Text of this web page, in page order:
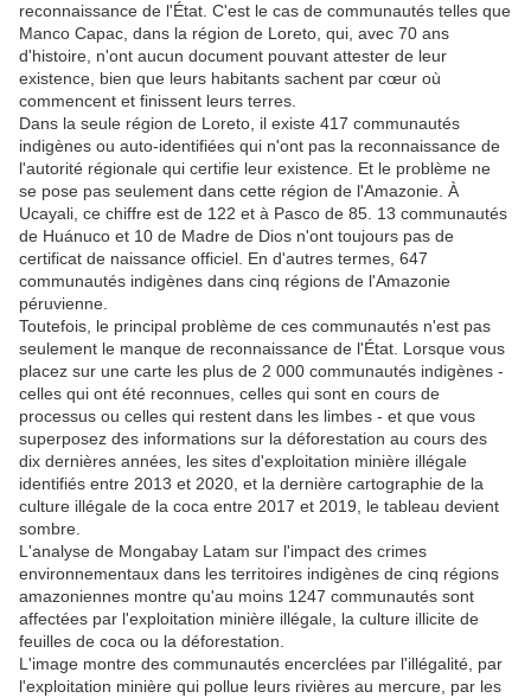
reconnaissance de l'État. C'est le cas de communautés telles que
Manco Capac, dans la région de Loreto, qui, avec 70 ans
d'histoire, n'ont aucun document pouvant attester de leur
existence, bien que leurs habitants sachent par cœur où
commencent et finissent leurs terres.
Dans la seule région de Loreto, il existe 417 communautés
indigènes ou auto-identifiées qui n'ont pas la reconnaissance de
l'autorité régionale qui certifie leur existence. Et le problème ne
se pose pas seulement dans cette région de l'Amazonie. À
Ucayali, ce chiffre est de 122 et à Pasco de 85. 13 communautés
de Huánuco et 10 de Madre de Dios n'ont toujours pas de
certificat de naissance officiel. En d'autres termes, 647
communautés indigènes dans cinq régions de l'Amazonie
péruvienne.
Toutefois, le principal problème de ces communautés n'est pas
seulement le manque de reconnaissance de l'État. Lorsque vous
placez sur une carte les plus de 2 000 communautés indigènes -
celles qui ont été reconnues, celles qui sont en cours de
processus ou celles qui restent dans les limbes - et que vous
superposez des informations sur la déforestation au cours des
dix dernières années, les sites d'exploitation minière illégale
identifiés entre 2013 et 2020, et la dernière cartographie de la
culture illégale de la coca entre 2017 et 2019, le tableau devient
sombre.
L'analyse de Mongabay Latam sur l'impact des crimes
environnementaux dans les territoires indigènes de cinq régions
amazoniennes montre qu'au moins 1247 communautés sont
affectées par l'exploitation minière illégale, la culture illicite de
feuilles de coca ou la déforestation.
L'image montre des communautés encerclées par l'illégalité, par
l'exploitation minière qui pollue leurs rivières au mercure, par les